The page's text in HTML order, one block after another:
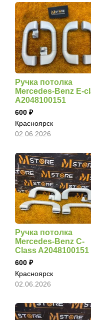
Ручка потолка
Mercedes-Benz E-
A2048100151
600
Красноярск
02.06.2026
Ручка потолка
Mercedes-Benz C-
Class A2048100151
600
Красноярск
02.06.2026